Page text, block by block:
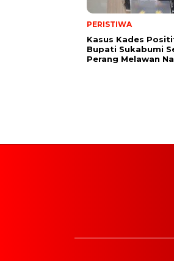
PERISTIWA
Kasus Kades
Bupati Sukabumi
Perang Melawan